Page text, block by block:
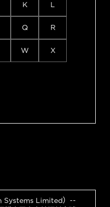
K L
Q R
W X
Systems Limited）--